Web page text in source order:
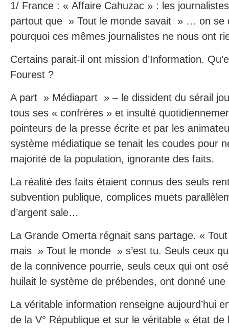
1/ France : « Affaire Cahuzac » : les
partout que » Tout le monde savait » … on se
pourquoi ces mêmes journalistes ne nous ont
Certains parait-il ont mission d’Information.
Fourest ?
A part » Médiapart » – le dissident du sérail
tous ses « confrères » et insulté
pointeurs de la presse écrite et par les
système médiatique se tenait les coudes pour
majorité de la population, ignorante des faits.
La réalité des faits étaient connus des seuls
subvention publique, complices muets
d’argent sale…
La Grande Omerta régnait sans partage. «
mais » Tout le monde » s’est tu. Seuls ceux
de la connivence pourrie, seuls ceux qui ont
huilait le système de prébendes, ont donné
La véritable information renseigne aujourd’hui
de la V° République et sur le véritable « état de